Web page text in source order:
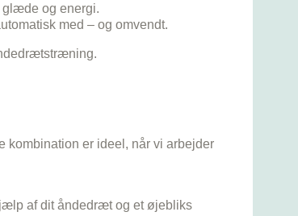
glæde og energi.
med – og omvendt.
kombination er ideel, når vi arbejder
af dit åndedræt og et øjebliks